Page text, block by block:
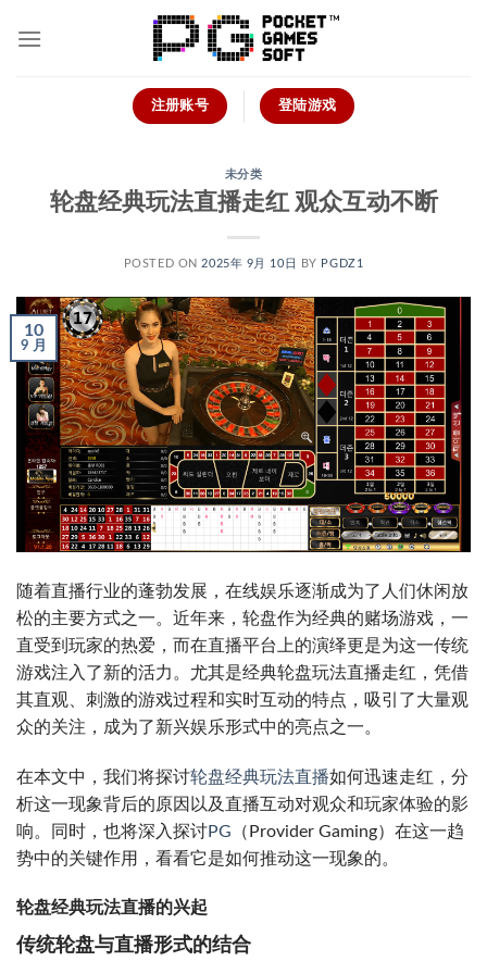
注册账号 登陆游戏
未分类
轮盘经典玩法直播走红 观众互动不断
POSTED ON 2025年 9月 10日 BY PGDZ1
10
9 月
随着直播行业的蓬勃发展，在线娱乐逐渐成为了人们休闲放
松的主要方式之一。近年来，轮盘作为经典的赌场游戏，一
直受到玩家的热爱，而在直播平台上的演绎更是为这一传统
游戏注入了新的活力。尤其是经典轮盘玩法直播走红，凭借
其直观、刺激的游戏过程和实时互动的特点，吸引了大量观
众的关注，成为了新兴娱乐形式中的亮点之一。
在本文中，我们将探讨轮盘经典玩法直播如何迅速走红，分
析这一现象背后的原因以及直播互动对观众和玩家体验的影
响。同时，也将深入探讨PG （Provider Gaming）在这一趋
势中的关键作用，看看它是如何推动这一现象的。
轮盘经典玩法直播的兴起
传统轮盘与直播形式的结合